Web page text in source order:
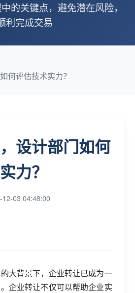
的关键点，避免潜在风险，
利完成交易
何评估技术实力？
设计部门如何
力？
12-03 04:48:00
大背景下，企业转让已成为一
企业转让不仅可以帮助企业实